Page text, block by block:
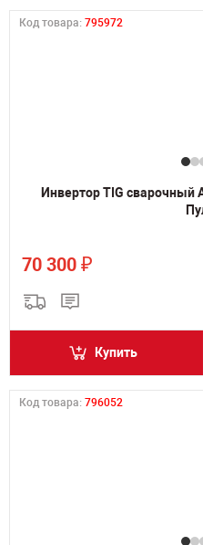
Код товара: 795972
Инвертор TIG сварочный
70 300 ₽
Купить
Код товара: 796052